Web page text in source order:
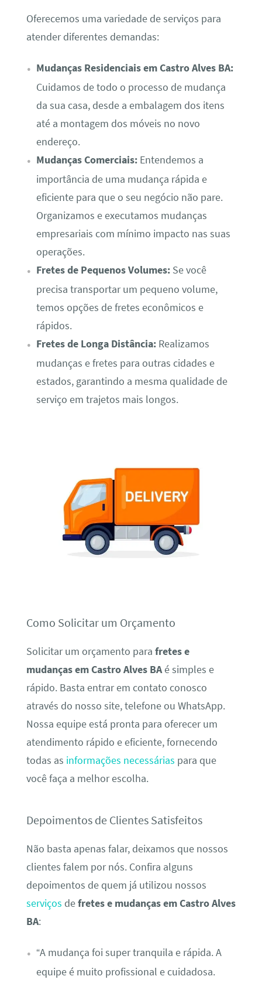
Oferecemos uma variedade de serviços para
atender diferentes demandas:
Mudanças Residenciais em Castro Alves BA:
Cuidamos de todo o processo de mudança
da sua casa, desde a embalagem dos itens
até a montagem dos móveis no novo
endereço.
Mudanças Comerciais:Entendemos a
importância de uma mudança rápida e
eficiente para que o seu negócio não pare.
Organizamos e executamos mudanças
empresariais com mínimo impacto nas suas
operações.
Fretes de Pequenos Volumes:Se você
precisa transportar um pequeno volume,
temos opções de fretes econômicos e
rápidos.
Fretes de Longa Distância:Realizamos
mudanças e fretes para outras cidades e
estados, garantindo a mesma qualidade de
serviço em trajetos mais longos.
Como Solicitar um Orçamento
Solicitar um orçamento para fretes e
mudanças em Castro Alves BAé simples e
rápido. Basta entrar em contato conosco
através do nosso site, telefone ou WhatsApp.
Nossa equipe está pronta para oferecer um
atendimento rápido e eficiente, fornecendo
todas as informações necessárias para que
você faça a melhor escolha.
Depoimentos de Clientes Satisfeitos
Não basta apenas falar, deixamos que nossos
clientes falem por nós. Confira alguns
depoimentos de quem já utilizou nossos
serviços defretes e mudanças em Castro Alves
BA:
“A mudança foi super tranquila e rápida. A
equipe é muito profissional e cuidadosa.